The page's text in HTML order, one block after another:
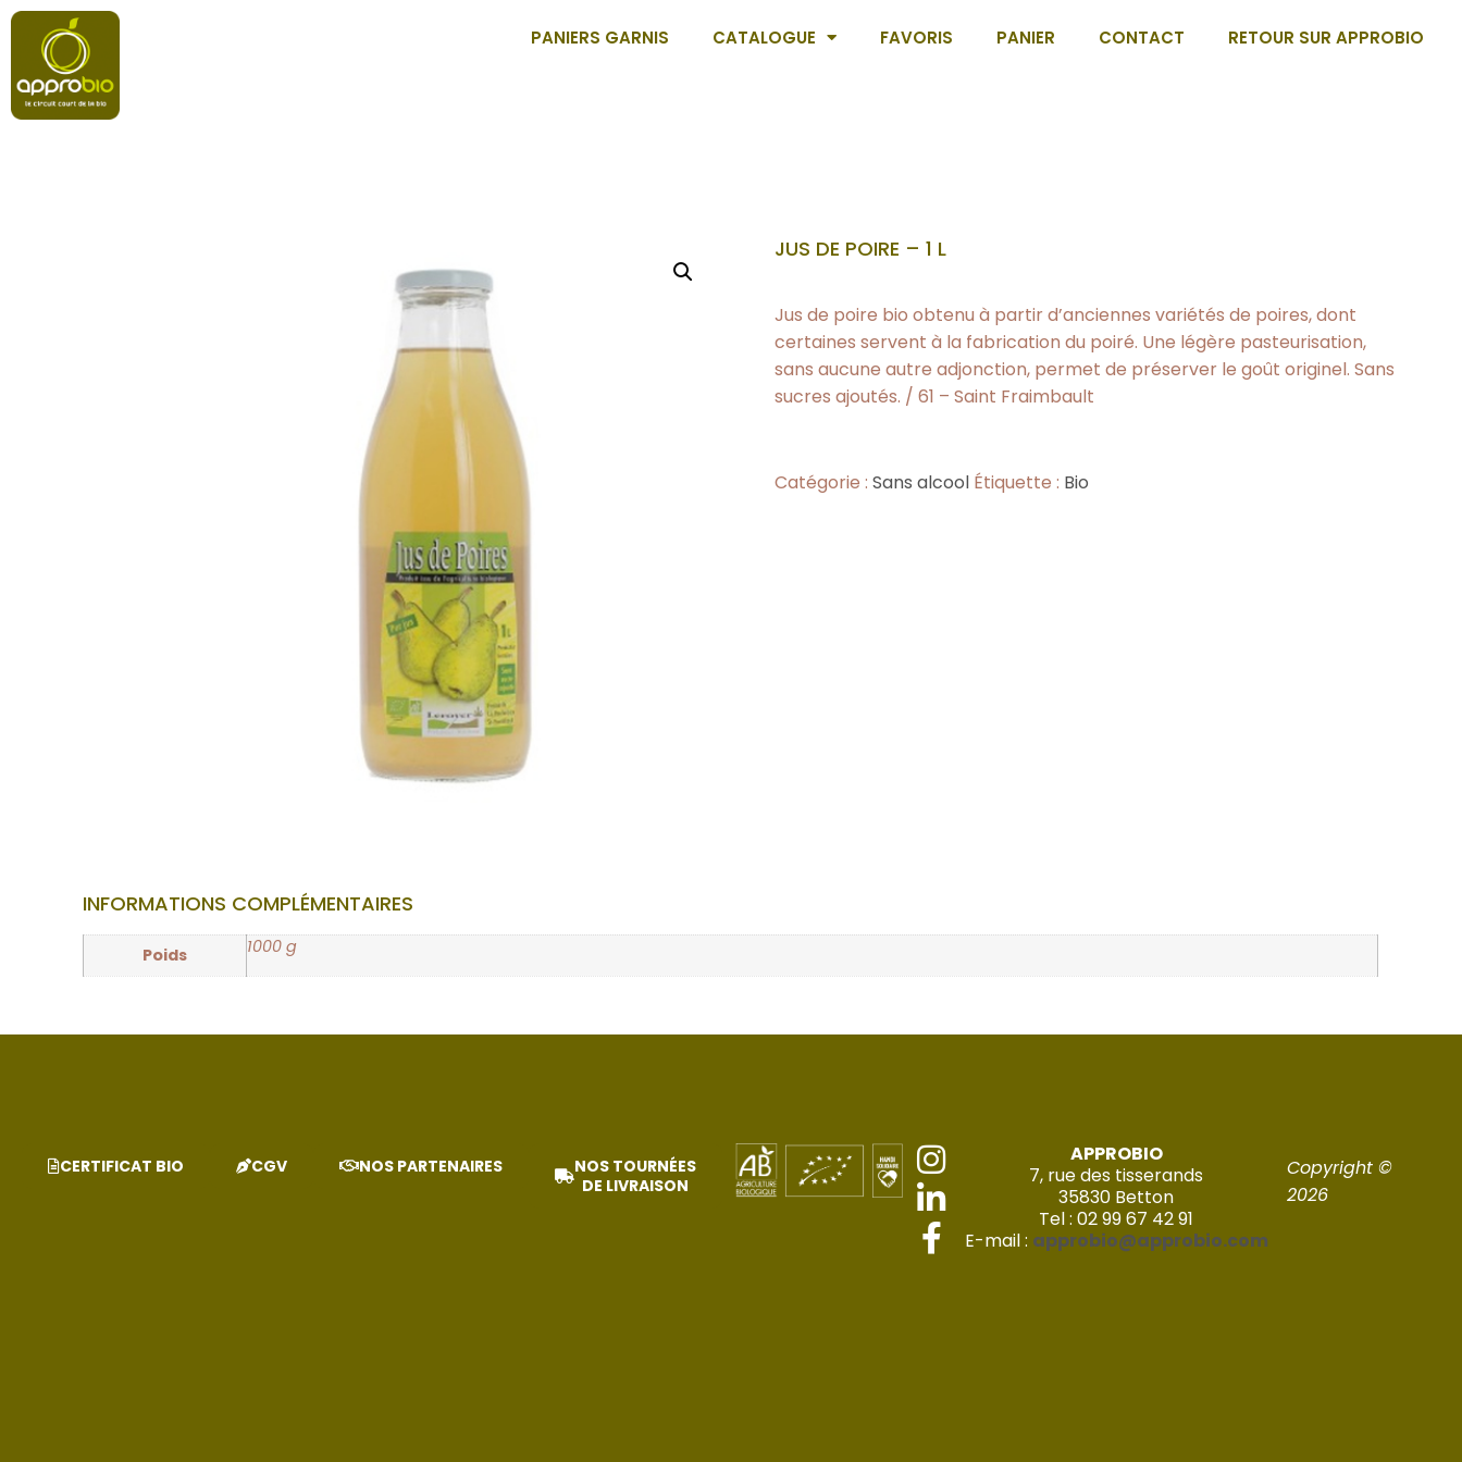
PANIERS GARNIS CATALOGUE FAVORIS PANIER CONTACT RETOUR SUR APPROBIO
JUS DE POIRE – 1 L
Jus de poire bio obtenu à partir d’anciennes variétés de poires, dont
certaines servent à la fabrication du poiré. Une légère pasteurisation,
sans aucune autre adjonction, permet de préserver le goût originel. Sans
sucres ajoutés. / 61 – Saint Fraimbault
Catégorie : Sans alcool Étiquette : Bio
INFORMATIONS COMPLÉMENTAIRES
Poids 1000 g
CERTIFICAT BIO CGV NOS PARTENAIRES
NOS TOURNÉES
DE LIVRAISON
APPROBIO
7, rue des tisserands
35830 Betton
Tel : 02 99 67 42 91
E-mail : approbio@approbio.com
Copyright ©
2026